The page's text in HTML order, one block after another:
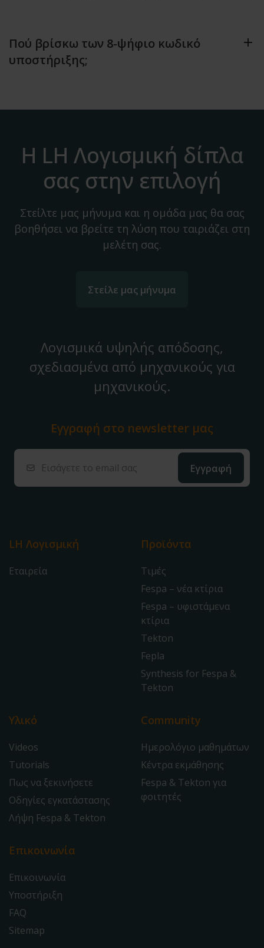
Πού βρίσκω των 8-ψήφιο κωδικό
υποστήριξης;
Η LH Λογισμική δίπλα
σας στην επιλογή
Στείλτε μας μήνυμα και η ομάδα μας θα σας
βοηθήσει να βρείτε τη λύση που ταιριάζει στη
μελέτη σας.
Στείλε μας μήνυμα
Λογισμικά υψηλής απόδοσης,
σχεδιασμένα από μηχανικούς για
μηχανικούς.
LH Λογισμική
Εταιρεία
Προϊόντα
Τιμές
Fespa – νέα κτίρια
Fespa – υφιστάμενα
κτίρια
Tekton
Fepla
Synthesis for Fespa &
Tekton
Υλικό
Videos
Tutorials
Πως να ξεκινήσετε
Οδηγίες εγκατάστασης
Λήψη Fespa & Tekton
Community
Ημερολόγιο μαθημάτων
Κέντρα εκμάθησης
Fespa & Tekton για
φοιτητές
Επικοινωνία
Επικοινωνία
Υποστήριξη
FAQ
Sitemap
Εγγραφή στο newsletter μας